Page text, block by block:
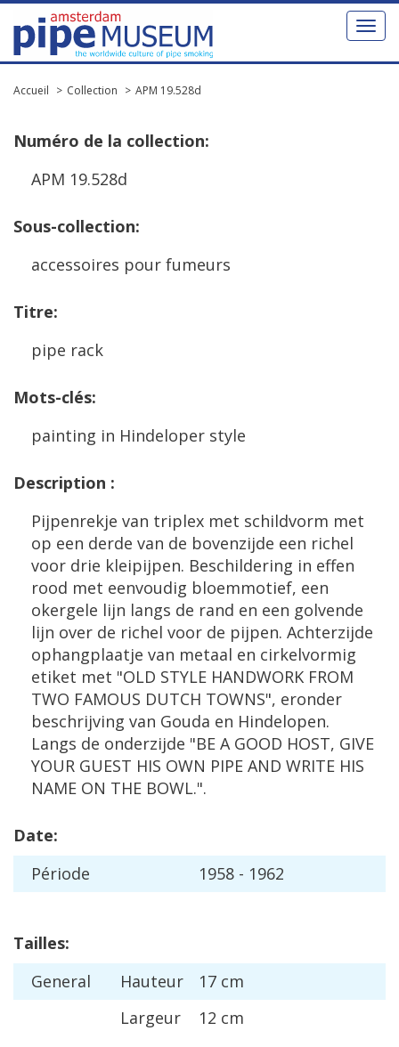
Toggle
Accueil Collection APM 19.528d
Numéro de la collection:
APM 19.528d
Sous-collection:
accessoires pour fumeurs
Titre:
pipe rack
Mots-clés:
painting in Hindeloper style
Description :
Pijpenrekje van triplex met schildvorm met
op een derde van de bovenzijde een richel
voor drie kleipijpen. Beschildering in effen
rood met eenvoudig bloemmotief, een
okergele lijn langs de rand en een golvende
lijn over de richel voor de pijpen. Achterzijde
ophangplaatje van metaal en cirkelvormig
etiket met "OLD STYLE HANDWORK FROM
TWO FAMOUS DUTCH TOWNS", eronder
beschrijving van Gouda en Hindelopen.
Langs de onderzijde "BE A GOOD HOST, GIVE
YOUR GUEST HIS OWN PIPE AND WRITE HIS
NAME ON THE BOWL.".
Date:
Période 1958 - 1962
Tailles:
General
Hauteur 17 cm
Largeur
12 cm